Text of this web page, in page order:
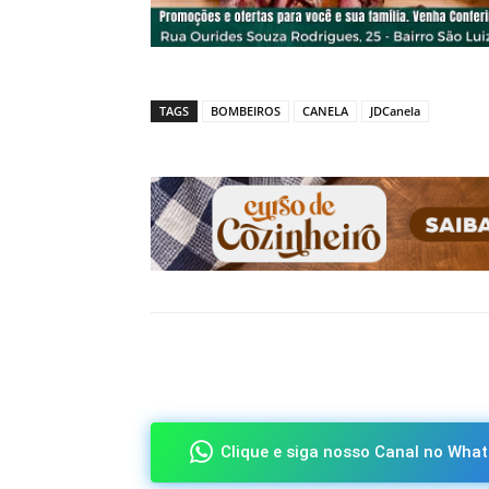
TAGS BOMBEIROS CANELA JDCanela
Clique e siga nosso Canal no